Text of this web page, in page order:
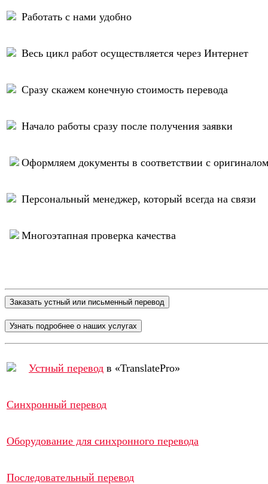
Работать с нами удобно
Весь цикл работ осуществляется через Интернет
Сразу скажем конечную стоимость перевода
Начало работы сразу после получения заявки
Оформляем документы в соответствии с оригиналом
Персональный менеджер, который всегда на связи
Многоэтапная проверка качества
Устный перевод в «TranslatePro»
Синхронный перевод
Оборудование для синхронного перевода
Последовательный перевод